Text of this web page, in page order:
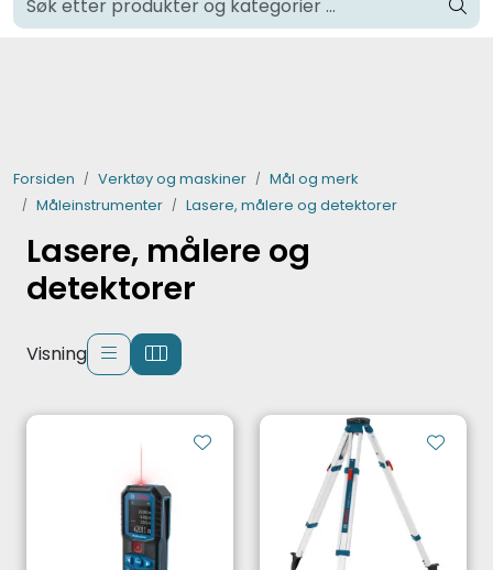
Skip to main content Klikk og hent i Oslo
Forsiden Verktøy og maskiner
Mål og merk
Måleinstrumenter
Lasere, målere og detektorer
Lasere, målere og
detektorer
Visning
Byggevarer
Murer